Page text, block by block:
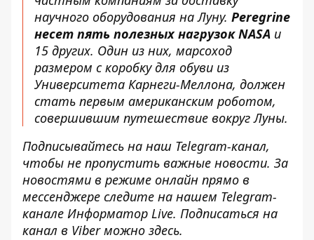
научного оборудования на Луну. Peregrine
несет пять полезных нагрузок NASA и
15 других. Один из них, марсоход
размером с коробку для обуви из
Университета Карнеги-Меллона, должен
стать первым американским роботом,
совершившим путешествие вокруг Луны.
Подписывайтесь на наш Telegram-канал,
чтобы не пропустить важные новости. За
новостями в режиме онлайн прямо в
мессенджере следите на нашем Telegram-
канале Информатор Live. Подписаться на
канал в Viber можно здесь.